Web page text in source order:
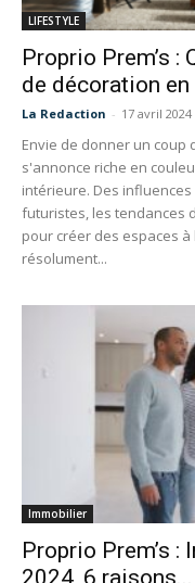
LIFESTYLE
Proprio Prem’s
de décoration en
La Redaction - 17 avril 2024
Envie de donner un coup
s'annonce riche en
intérieure. Des
futuristes, les tendances
pour créer des espaces
résolument...
Immobilier
Proprio Prem’s :